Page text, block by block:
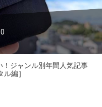
！ジャンル別年間人気記事
編］